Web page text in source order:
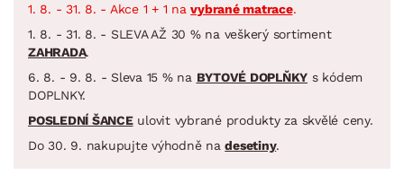
1. 8. - 31. 8. - Akce 1 + 1 navybrané matrace.
1. 8. - 31. 8. - SLEVA AŽ 30 % na veškerý sortiment
ZAHRADA.
6. 8. - 9. 8. - Sleva 15 % na BYTOVÉ DOPLŇKY s kódem
DOPLNKY.
POSLEDNÍ ŠANCEulovit vybrané produkty za skvělé ceny.
Do 30. 9. nakupujte výhodně nadesetiny.